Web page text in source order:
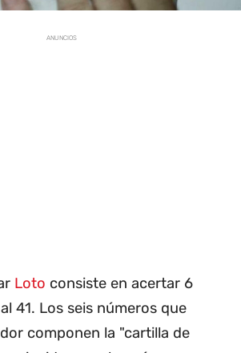
ANUNCIOS
Loto consiste en acertar 6
41. Los seis números que
componen la "cartilla de